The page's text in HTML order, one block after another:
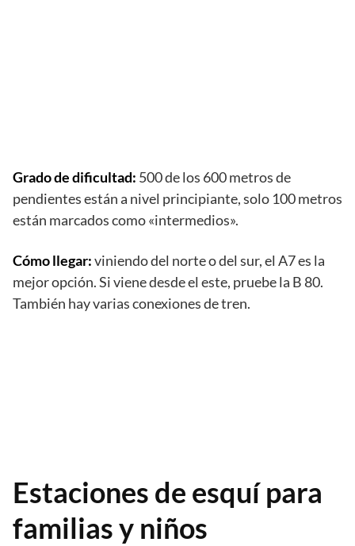
Grado de dificultad: 500 de los 600 metros de
pendientes están a nivel principiante, solo 100 metros
están marcados como «intermedios».
Cómo llegar:viniendo del norte o del sur, el A7 es la
mejor opción. Si viene desde el este, pruebe la B 80.
También hay varias conexiones de tren.
Estaciones de esquí para
familias y niños